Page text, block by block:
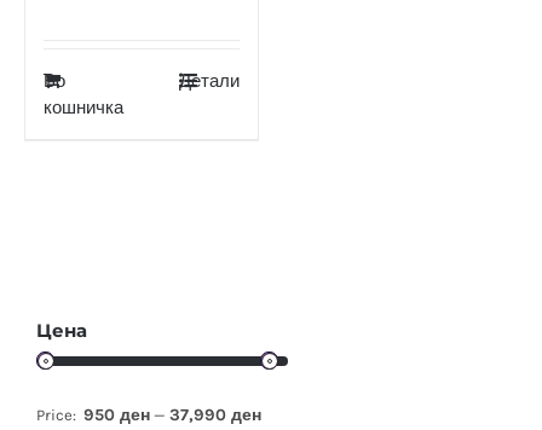
Во
кошничка
Детали
Цена
Price: 950 ден — 37,990 ден